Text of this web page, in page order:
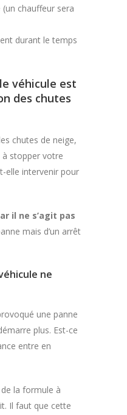
chauffeur sera
durant le temps
véhicule est
des chutes
chutes de neige,
stopper votre
elle intervenir pour
il ne s’agit pas
mais d’un arrêt
ne
une panne
plus. Est-ce
entre en
la formule à
Il faut que cette